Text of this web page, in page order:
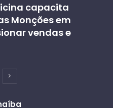
capacita
Monções em
vendas e
Próxima